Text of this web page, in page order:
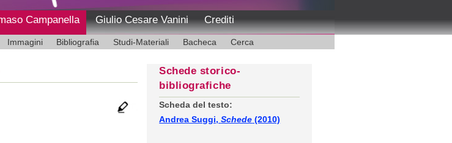
Campanella Giulio Cesare Vanini Crediti
Immagini Bibliografia Studi-Materiali Bacheca Cerca
Schede storico-
bibliografiche
Scheda del testo:
Andrea Suggi,Schede (2010)